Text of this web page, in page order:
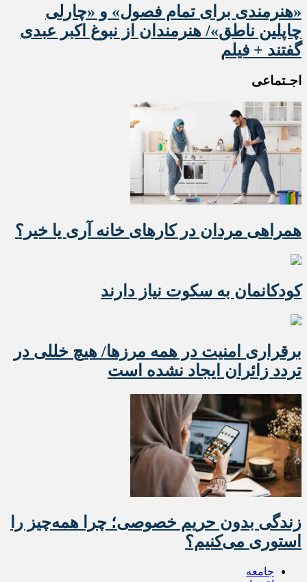
«هنرمندی برای تمام فصول» و «چارلی
چاپلین ناطق»/ هنرمندان از نبوغ اکبر عبدی
گفتند + فیلم
اجـتماعی
همراهی مردان در کارهای خانه آری یا خیر؟
کودکانمان به سکوت نیاز دارند
برقراری امنیت در همه مرزها/ هیچ‌ خللی در
تردد زائران ایجاد نشده است
زندگی بدون حریم خصوصی؛ چرا همه‌چیز را
استوری می‌کنیم؟
جامعه